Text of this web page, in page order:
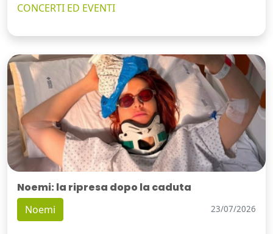
CONCERTI ED EVENTI
Noemi: la ripresa dopo la caduta
Noemi 23/07/2026